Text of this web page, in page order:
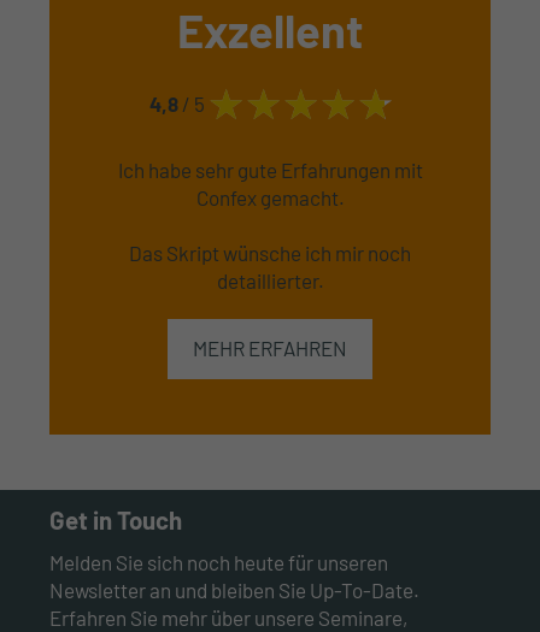
Exzellent
4,8/ 5
Ich habe sehr gute Erfahrungen mit
Confex gemacht.
Das Skript wünsche ich mir noch
detaillierter.
MEHR ERFAHREN
Get in Touch
Melden Sie sich noch heute für unseren
Newsletter an und bleiben Sie Up-To-Date.
Erfahren Sie mehr über unsere Seminare,